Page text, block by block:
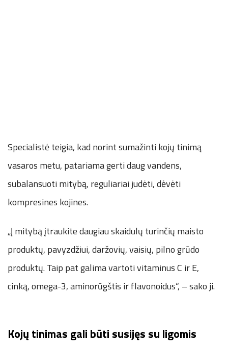
Specialistė teigia, kad norint sumažinti kojų tinimą
vasaros metu, patariama gerti daug vandens,
subalansuoti mitybą, reguliariai judėti, dėvėti
kompresines kojines.
„Į mitybą įtraukite daugiau skaidulų turinčių maisto
produktų, pavyzdžiui, daržovių, vaisių, pilno grūdo
produktų. Taip pat galima vartoti vitaminus C ir E,
cinką, omega-3, aminorūgštis ir flavonoidus“, – sako ji.
Kojų tinimas gali būti susijęs su ligomis